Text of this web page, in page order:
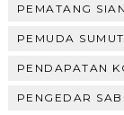
PEMATANG
PEMUDA SUMUT
PENDAPATAN
PENGEDAR